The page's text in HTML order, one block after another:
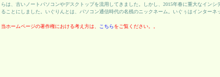
らは、古いノートパソコンやデスクトップを流用してきました。しかし、2015年春に重大なイン
ることにしました。いぐりんとは、パソコン通信時代の名残のニックネーム。いぐぅはインターネ
当ホームページの著作権における考え方は、 こちらをご覧ください。。